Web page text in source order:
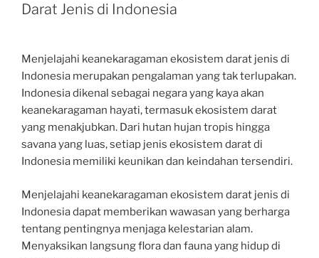
Darat Jenis di Indonesia
Menjelajahi keanekaragaman ekosistem darat jenis di
Indonesia merupakan pengalaman yang tak terlupakan.
Indonesia dikenal sebagai negara yang kaya akan
keanekaragaman hayati, termasuk ekosistem darat
yang menakjubkan. Dari hutan hujan tropis hingga
savana yang luas, setiap jenis ekosistem darat di
Indonesia memiliki keunikan dan keindahan tersendiri.
Menjelajahi keanekaragaman ekosistem darat jenis di
Indonesia dapat memberikan wawasan yang berharga
tentang pentingnya menjaga kelestarian alam.
Menyaksikan langsung flora dan fauna yang hidup di